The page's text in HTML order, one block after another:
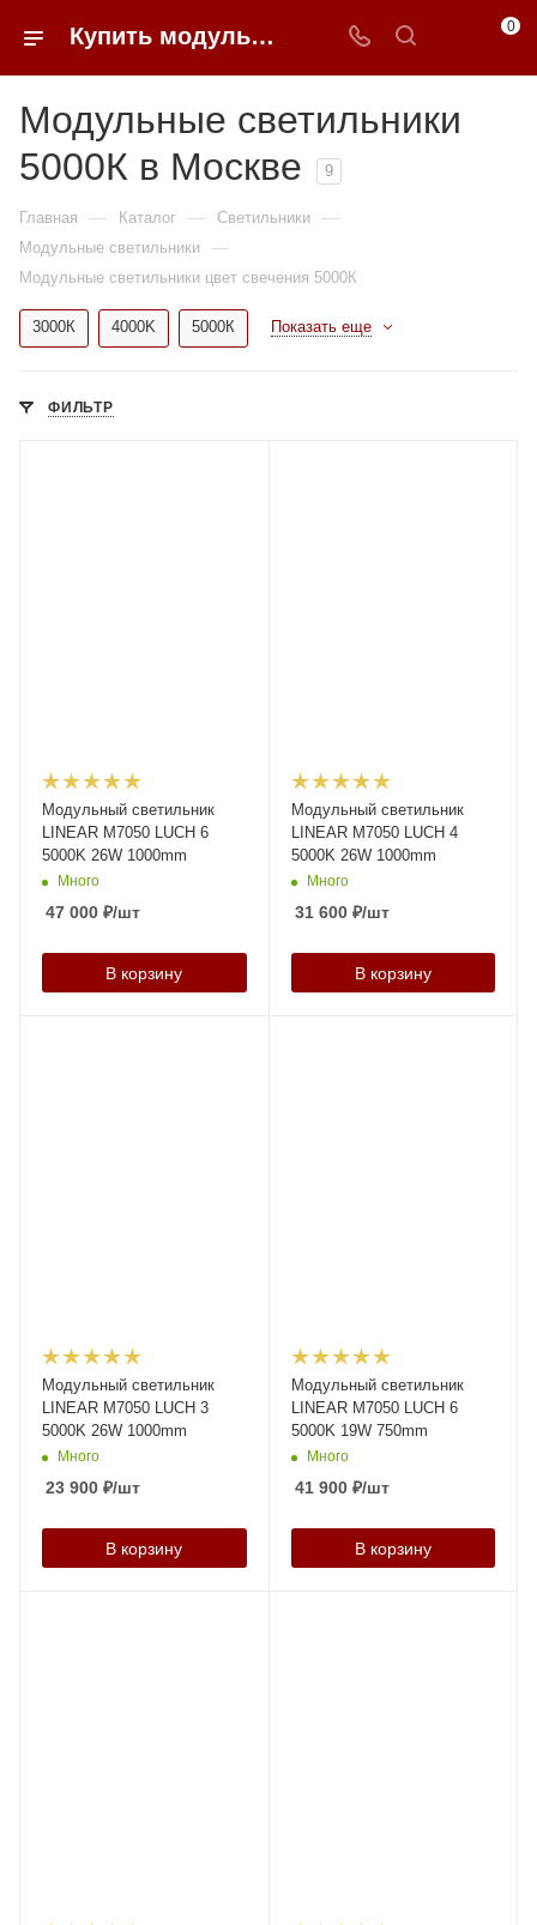
Купить модульные светильники 5000К недорого в Москве | 0FFER 0
Модульные светильники
5000К в Москве
9
Главная — Каталог — Светильники —
Модульные светильники —
Модульные светильники цвет свечения 5000К
3000К 4000K 5000К Показать еще
ФИЛЬТР
Модульный светильник
LINEAR M7050 LUCH 6
5000K 26W 1000mm
Много
47 000 ₽/шт
В корзину
Модульный светильник
LINEAR M7050 LUCH 4
5000K 26W 1000mm
Много
31 600₽/шт
В корзину
Модульный светильник
LINEAR M7050 LUCH 3
5000K 26W 1000mm
Много
23 900 ₽/шт
В корзину
Модульный светильник
LINEAR M7050 LUCH 6
5000K 19W 750mm
Много
41 900₽/шт
В корзину